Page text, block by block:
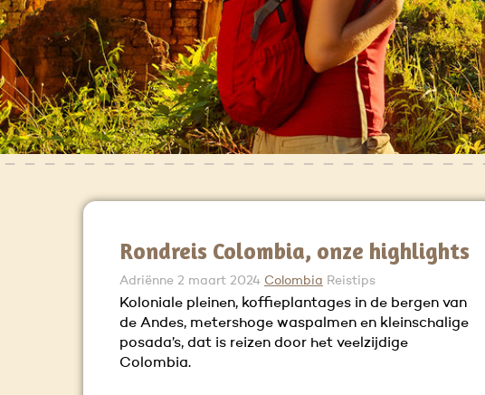
Rondreis Colombia, onze highlights
Adriënne 2 maart 2024 Colombia Reistips
Koloniale pleinen, koffieplantages in de bergen van
de Andes, metershoge waspalmen en kleinschalige
posada’s, dat is reizen door het veelzijdige
Colombia.